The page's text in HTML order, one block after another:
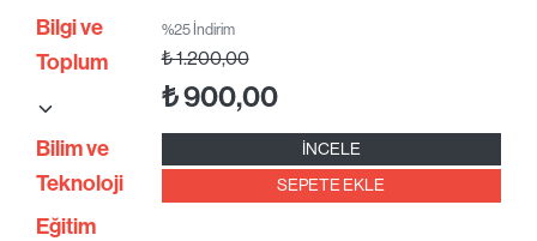
Bilgi ve
Toplum
Bilim ve
Teknoloji
Eğitim
%25 İndirim
₺1.200,00
₺900,00
İNCELE
SEPETE EKLE